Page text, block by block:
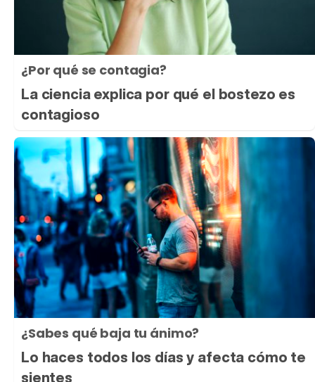
¿Por qué se contagia?
La ciencia explica por qué el bostezo es
contagioso
¿Sabes qué baja tu ánimo?
Lo haces todos los días y afecta cómo te
sientes